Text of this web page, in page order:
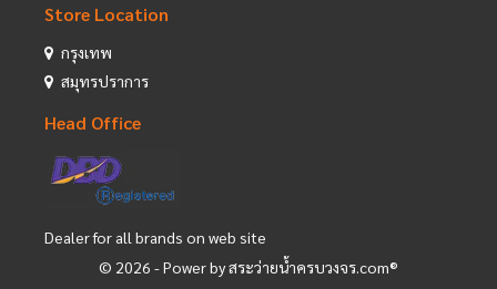
Store Location
กรุงเทพ
สมุทรปราการ
Head Office
Dealer for all brands on web site
© 2026 - Power by สระว่ายน้ำครบวงจร.com®